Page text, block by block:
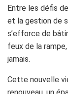
Entre les défis
et la gestion de
s’efforce de
feux de la
jamais.
Cette nouvelle
renouveau, un